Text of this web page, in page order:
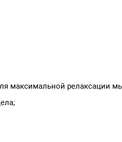
максимальной релаксации